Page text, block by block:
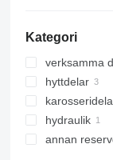
Kategori
verksamma
plogbillar
konsoler
andra
hyttdelar
spot-
chassin
hydraulik
annan